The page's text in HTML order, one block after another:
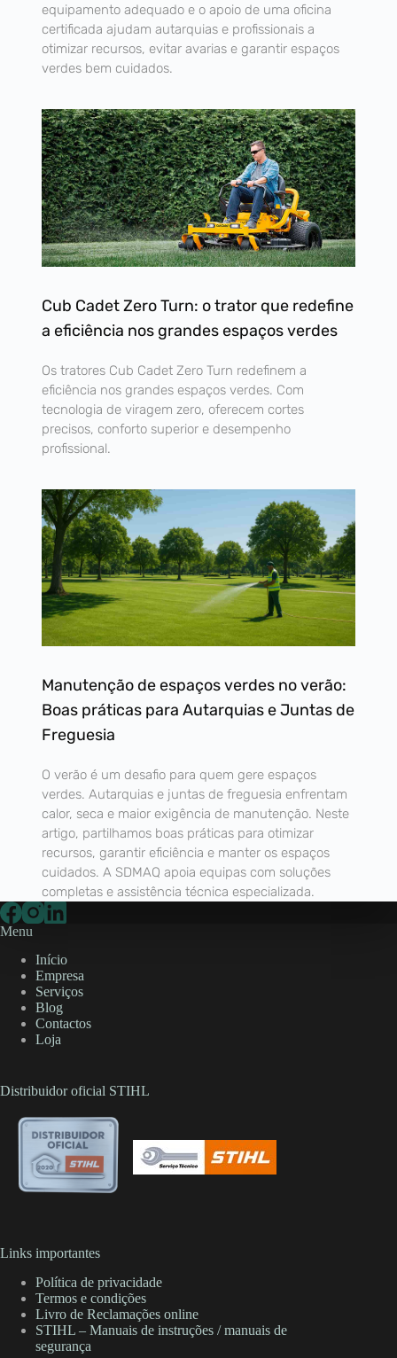
equipamento adequado e o apoio de uma oficina
certificada ajudam autarquias e profissionais a
otimizar recursos, evitar avarias e garantir espaços
verdes bem cuidados.
Cub Cadet Zero Turn: o trator que redefine
a eficiência nos grandes espaços verdes
Os tratores Cub Cadet Zero Turn redefinem a
eficiência nos grandes espaços verdes. Com
tecnologia de viragem zero, oferecem cortes
precisos, conforto superior e desempenho
profissional.
Manutenção de espaços verdes no verão:
Boas práticas para Autarquias e Juntas de
Freguesia
O verão é um desafio para quem gere espaços
verdes. Autarquias e juntas de freguesia enfrentam
calor, seca e maior exigência de manutenção. Neste
artigo, partilhamos boas práticas para otimizar
recursos, garantir eficiência e manter os espaços
cuidados. A SDMAQ apoia equipas com soluções
completas e assistência técnica especializada.
Menu
Início
Empresa
Serviços
Blog
Contactos
Loja
Distribuidor oficial STIHL
Links importantes
Política de privacidade
Termos e condições
Livro de Reclamações online
STIHL – Manuais de instruções / manuais de
segurança